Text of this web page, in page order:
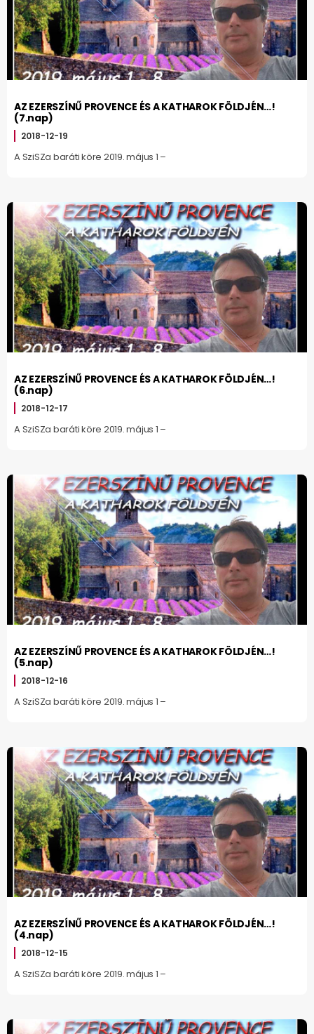
AZ EZERSZÍNŰ PROVENCE ÉS A KATHAROK FÖLDJÉN…!
(7.nap)
2018-12-19
A SziSZa baráti köre 2019. május 1 –
AZ EZERSZÍNŰ PROVENCE ÉS A KATHAROK FÖLDJÉN…!
(6.nap)
2018-12-17
A SziSZa baráti köre 2019. május 1 –
AZ EZERSZÍNŰ PROVENCE ÉS A KATHAROK FÖLDJÉN…!
(5.nap)
2018-12-16
A SziSZa baráti köre 2019. május 1 –
AZ EZERSZÍNŰ PROVENCE ÉS A KATHAROK FÖLDJÉN…!
(4.nap)
2018-12-15
A SziSZa baráti köre 2019. május 1 –